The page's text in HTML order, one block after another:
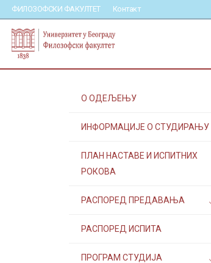
ФИЛОЗОФСКИ ФАКУЛТЕТ Контакт
О ОДЕЉЕЊУ
ИНФОРМАЦИЈЕ О СТУДИРАЊУ
ПЛАН НАСТАВЕ И ИСПИТНИХ
РОКОВА
РАСПОРЕД ПРЕДАВАЊА
РАСПОРЕД ИСПИТА
ПРОГРАМ СТУДИЈА